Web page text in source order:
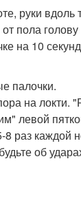
руки
пола
на 10
палочки.
на локти.
левой
8 раз
об